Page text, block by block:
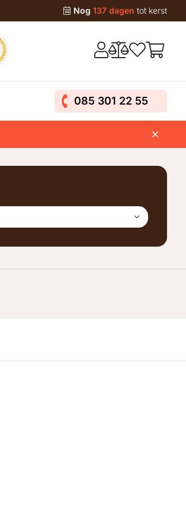
Nog 137 dagen tot kerst
085 301 22 55